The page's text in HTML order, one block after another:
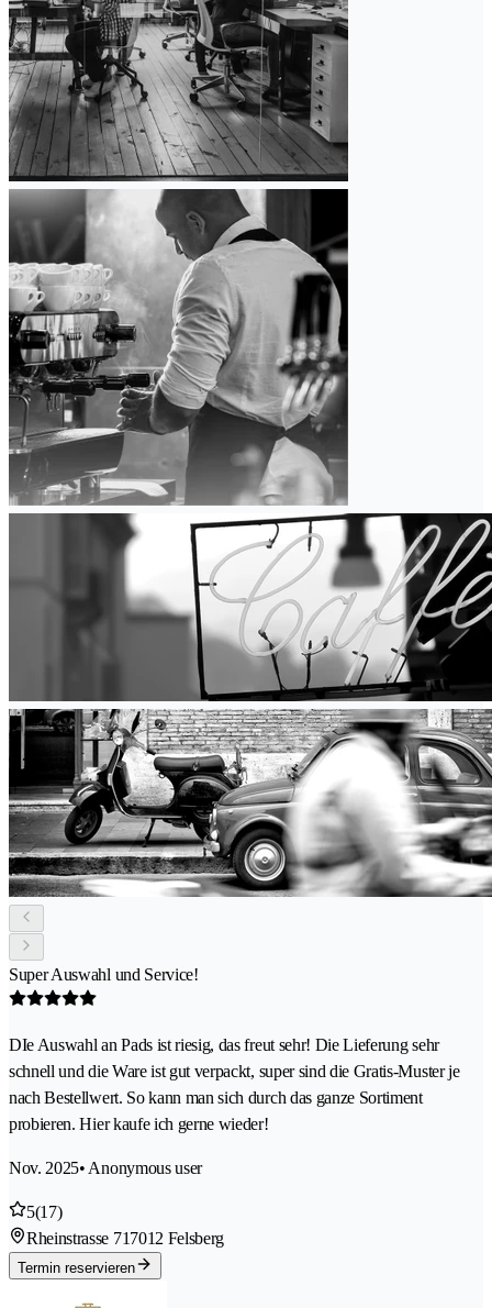
Super Auswahl und Service!
DIe Auswahl an Pads ist riesig, das freut sehr! Die Lieferung sehr
schnell und die Ware ist gut verpackt, super sind die Gratis-Muster je
nach Bestellwert. So kann man sich durch das ganze Sortiment
probieren. Hier kaufe ich gerne wieder!
Nov. 2025• Anonymous user
5(17)
Rheinstrasse 717012 Felsberg
Termin reservieren